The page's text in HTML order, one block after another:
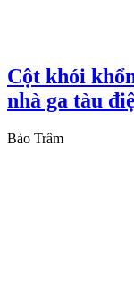
Cột khói
nhà ga tàu
Bảo Trâm